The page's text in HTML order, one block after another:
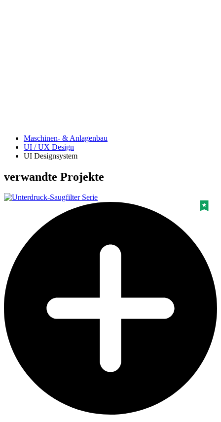
Maschinen- & Anlagenbau
UI / UX Design
UI Designsystem
verwandte Projekte